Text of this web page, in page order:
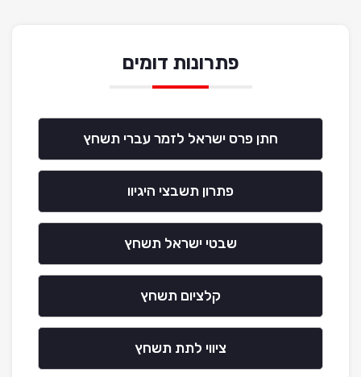
פתרונות דומים
חתן פרס ישראל לזמר עברי תשחץ
פתרון תשבצי היגיוו
שבטי ישראל תשחץ
קלציום תשחץ
ציווי לתת תשחץ